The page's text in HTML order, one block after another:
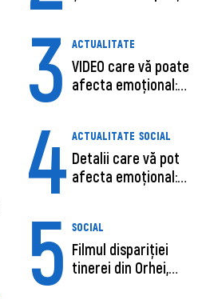
3 ACTUALITATE
VIDEO care vă poate
afecta emoțional:
4 ACTUALITATE SOCIAL
Detalii care vă pot
afecta emoțional:
5 SOCIAL
Filmul dispariției
tinerei din Orhei,